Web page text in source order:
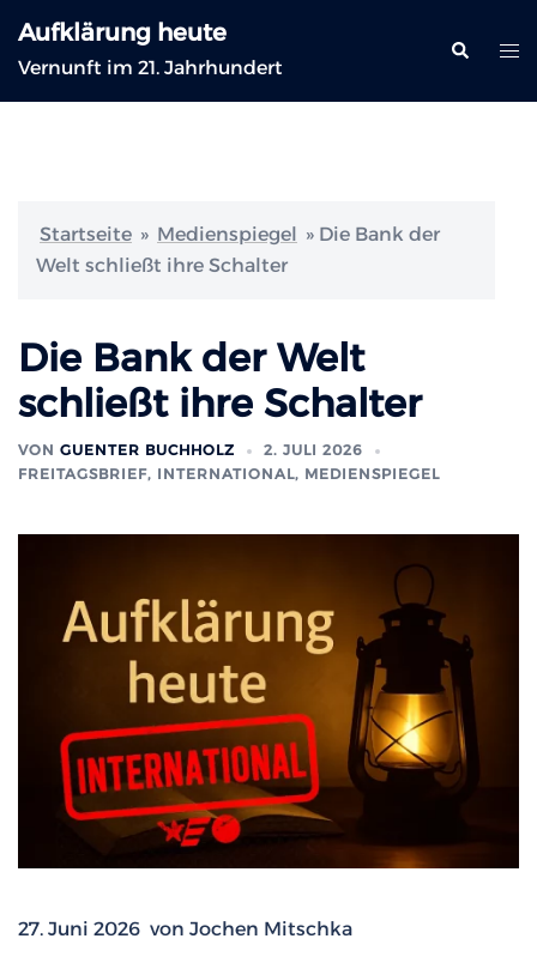
Inhalt
springen
Aufklärung heute
Vernunft im 21. Jahrhundert
Suche
Startseite » Medienspiegel » Die Bank der
Welt schließt ihre Schalter
Die Bank der Welt
schließt ihre Schalter
VON GUENTER BUCHHOLZ
2. JULI 2026
FREITAGSBRIEF, INTERNATIONAL, MEDIENSPIEGEL
27. Juni 2026 von Jochen Mitschka